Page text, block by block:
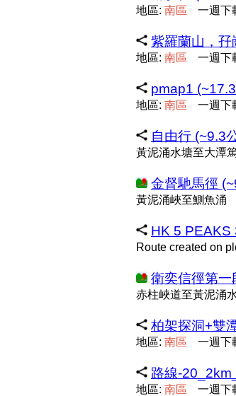
地區: 南區 一週下
紫羅蘭山，孖
地區: 南區 一週下
pmap1
地區: 南區 一週下
自由行 (~9.3
黃泥涌水塘至大潭
金督馳馬徑
黃泥涌峽至鰂魚涌
HK 5 PEAKS
Route created on
衛奕信徑第一
赤柱峽道至黃泥涌
柏架探洞+雙
地區: 南區 一週下
路線-
地區: 南區 一週下